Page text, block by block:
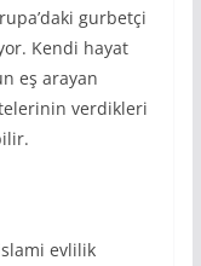
gurbetçi
Kendi hayat
eş arayan
verdikleri
evlilik